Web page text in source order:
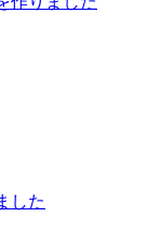
した